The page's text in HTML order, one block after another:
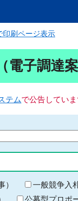
印刷ページ表示
電子調達案
テムで公告してい
） 一般競争入
公募型プロポ